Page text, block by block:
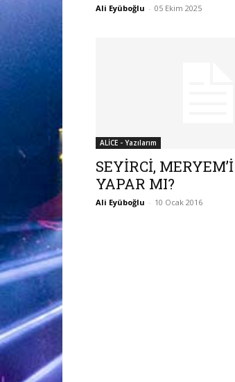
Ali Eyüboğlu - 05 Ekim 2025
ALİCE - Yazılarım
SEYİRCİ, MERYEM’İ
YAPAR MI?
Ali Eyüboğlu - 10 Ocak 2016